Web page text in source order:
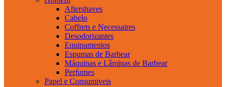
Aftershaves
Cabelo
Coffrets e Necessaires
Desodorizantes
Equipamentos
Espumas de Barbear
Máquinas e Lâminas de Barbear
Perfumes
Papel e Consumiveis